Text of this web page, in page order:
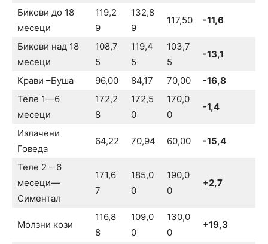
Бикови до 18
месеци
119,2
9
132,8
9
117,50 -11,6
Бикови над 18
месеци
108,7
5
119,4
5
103,7
5
-13,1
Крави –Буша 96,00 84,17 70,00
-16,8
Теле 1—6
месеци
172,2
8
172,5
0
170,0
0
-1,4
Излачени
Говеда
64,22 70,94 60,00 -15,4
Теле 2 – 6
месеци—
Симентал
171,6
7
185,0
0
190,0
0
+2,7
Молзни кози
116,8
8
109,0
0
130,0
0
+19,3